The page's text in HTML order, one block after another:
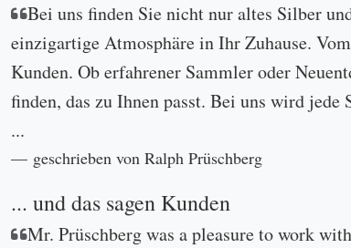
Bei uns finden Sie nicht nur altes Silber
einzigartige Atmosphäre in Ihr Zuhause.
Kunden. Ob erfahrener Sammler oder
finden, das zu Ihnen passt. Bei uns wird
...
geschrieben von Ralph Prüschberg
... und das sagen Kunden
Mr. Prüschberg was a pleasure to work